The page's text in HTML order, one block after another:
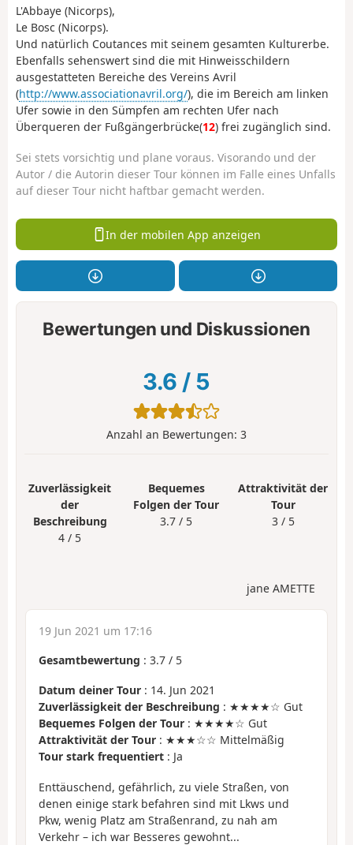
L'Abbaye (Nicorps),
Le Bosc (Nicorps).
Und natürlich Coutances mit seinem gesamten Kulturerbe.
Ebenfalls sehenswert sind die mit Hinweisschildern
ausgestatteten Bereiche des Vereins Avril
(http://www.associationavril.org/), die im Bereich am linken
Ufer sowie in den Sümpfen am rechten Ufer nach
Überqueren der Fußgängerbrücke(12) frei zugänglich sind.
Sei stets vorsichtig und plane voraus. Visorando und der
Autor / die Autorin dieser Tour können im Falle eines Unfalls
auf dieser Tour nicht haftbar gemacht werden.
In der mobilen App anzeigen
Bewertungen und Diskussionen
3.6 / 5
Anzahl an Bewertungen: 3
Zuverlässigkeit
der
Beschreibung
4 / 5
Bequemes
Folgen der Tour
3.7 / 5
Attraktivität der
Tour
3 / 5
jane AMETTE
19 Jun 2021 um 17:16
Gesamtbewertung : 3.7 / 5
Datum deiner Tour : 14. Jun 2021
Zuverlässigkeit der Beschreibung : ★★★★☆ Gut
Bequemes Folgen der Tour : ★★★★☆ Gut
Attraktivität der Tour : ★★★☆☆ Mittelmäßig
Tour stark frequentiert : Ja
Enttäuschend, gefährlich, zu viele Straßen, von
denen einige stark befahren sind mit Lkws und
Pkw, wenig Platz am Straßenrand, zu nah am
Verkehr – ich war Besseres gewohnt...